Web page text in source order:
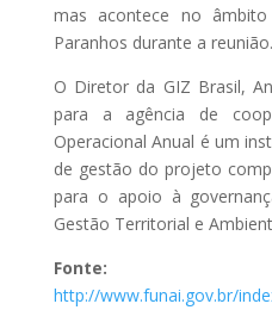
mas acontece no âmbito
Paranhos durante a reunião.
O Diretor da GIZ Brasil,
para a agência de
Operacional Anual é um
de gestão do projeto
para o apoio à
Gestão Territorial e
Fonte:
http://www.funai.gov.br/